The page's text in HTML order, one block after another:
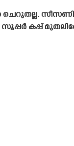
ചെറുതല്ല.
കപ്പ്